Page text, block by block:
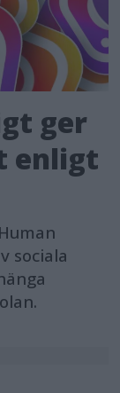
ger
enligt
sociala